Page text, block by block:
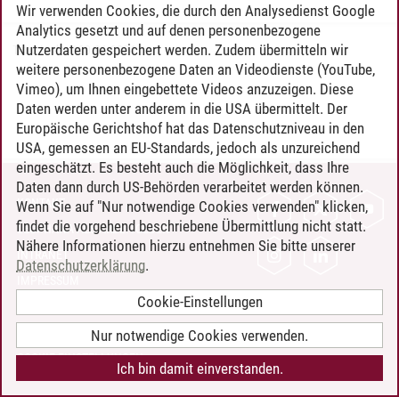
Timo Leder/30.06.2024
KONTAKT
LEUPHANA ALS ARBEITGEBER
INTRANET
BARRIEREFREIHEIT
COOKIE-EINSTELLUNGEN
Wir verwenden Cookies, die durch den Analysedienst Google
Analytics gesetzt und auf denen personenbezogene
Nutzerdaten gespeichert werden. Zudem übermitteln wir
weitere personenbezogene Daten an Videodienste (YouTube,
Vimeo), um Ihnen eingebettete Videos anzuzeigen. Diese
Daten werden unter anderem in die USA übermittelt. Der
Europäische Gerichtshof hat das Datenschutzniveau in den
USA, gemessen an EU-Standards, jedoch als unzureichend
eingeschätzt. Es besteht auch die Möglichkeit, dass Ihre
Daten dann durch US-Behörden verarbeitet werden können.
Wenn Sie auf "Nur notwendige Cookies verwenden" klicken,
findet die vorgehend beschriebene Übermittlung nicht statt.
Nähere Informationen hierzu entnehmen Sie bitte unserer
Datenschutzerklärung.
Cookie-Einstellungen
Nur notwendige Cookies verwenden.
Ich bin damit einverstanden.